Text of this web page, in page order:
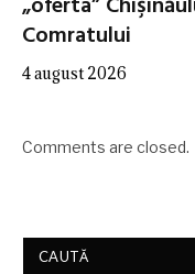
Comratului
4 august 2026
Comments are closed.
CAUTĂ